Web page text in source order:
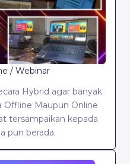
/ Webinar
Hybrid agar banyak
Offline Maupun Online
tersampaikan kepada
pun berada.